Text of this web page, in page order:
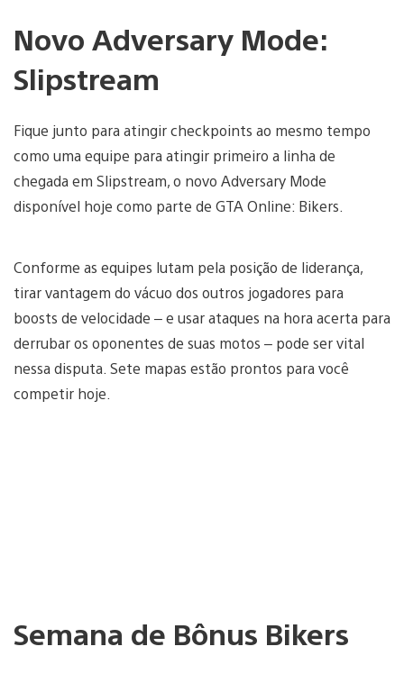
Novo Adversary Mode:
Slipstream
Fique junto para atingir checkpoints ao mesmo tempo
como uma equipe para atingir primeiro a linha de
chegada em Slipstream, o novo Adversary Mode
disponível hoje como parte de GTA Online: Bikers.
Conforme as equipes lutam pela posição de liderança,
tirar vantagem do vácuo dos outros jogadores para
boosts de velocidade – e usar ataques na hora acerta para
derrubar os oponentes de suas motos – pode ser vital
nessa disputa. Sete mapas estão prontos para você
competir hoje.
Semana de Bônus Bikers